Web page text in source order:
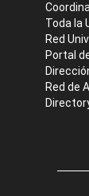
Toda la
Red
Portal
Red de